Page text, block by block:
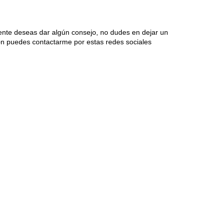
deseas dar algún consejo, no dudes en dejar un
puedes contactarme por estas redes sociales